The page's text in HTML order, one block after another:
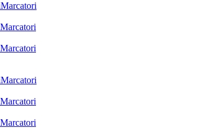
Marcatori
Marcatori
Marcatori
Marcatori
Marcatori
Marcatori